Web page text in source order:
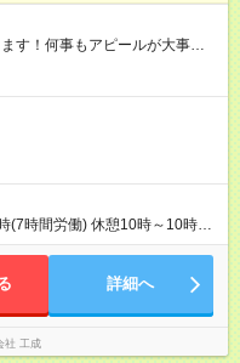
す！何事もアピールが大事！
間も給与・待遇は同一です◎）
手当等付いて手取¥180.000～
応致しません。正社員のみで
間の長さ：3ヶ月 雇用形態、
(7時間労働) 休憩10時～10時30
※多忙な時期残業もあることも
！ 土日休みで勤務日数は20～
詳細へ
社 工成